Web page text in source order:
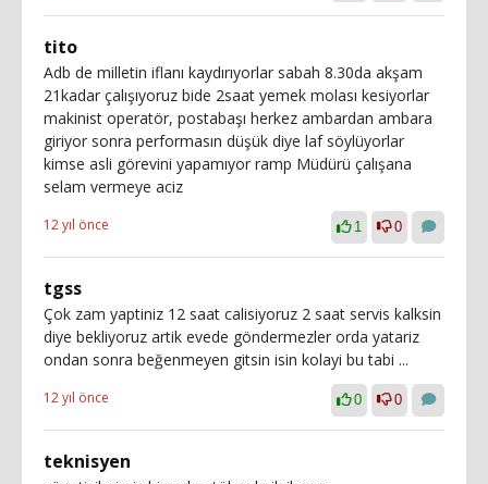
tito
Adb de milletin iflanı kaydırıyorlar sabah 8.30da akşam
21kadar çalışıyoruz bide 2saat yemek molası kesiyorlar
makinist operatör, postabaşı herkez ambardan ambara
giriyor sonra performasın düşük diye laf söylüyorlar
kimse asli görevini yapamıyor ramp Müdürü çalışana
selam vermeye aciz
12 yıl önce 1 0
tgss
Çok zam yaptiniz 12 saat calisiyoruz 2 saat servis kalksin
diye bekliyoruz artik evede göndermezler orda yatariz
ondan sonra beğenmeyen gitsin isin kolayi bu tabi ...
12 yıl önce 0 0
teknisyen